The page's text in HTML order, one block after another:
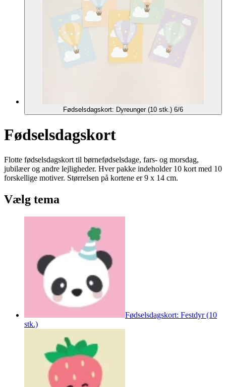
Fødselsdagskort: Dyreunger (10 stk.) 6/6
Fødselsdagskort
Flotte fødselsdagskort til børnefødselsdage, fars- og morsdag,
jubilæer og andre lejligheder. Hver pakke indeholder 10 kort med 10
forskellige motiver. Størrelsen på kortene er 9 x 14 cm.
Vælg tema
Fødselsdagskort: Festdyr (10
stk.)